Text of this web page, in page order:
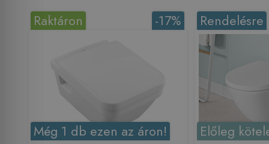
-17%
Raktáron
Még 1 db ezen az áron!
Rendelésre
Előleg